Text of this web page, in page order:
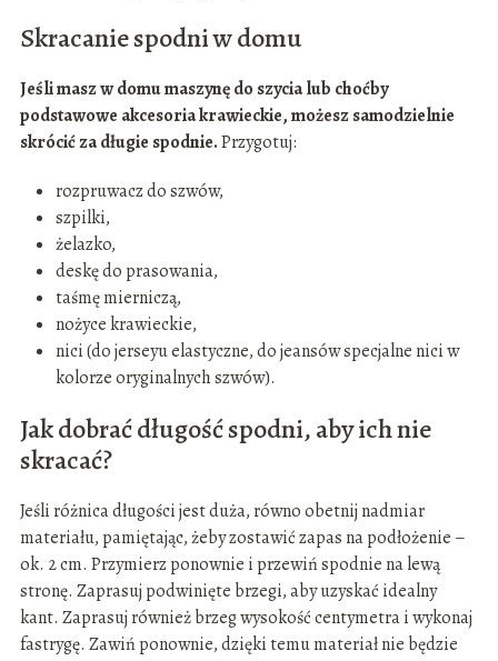
Skracanie spodni w domu
Jeśli masz w domu maszynę do szycia lub choćby
podstawowe akcesoria krawieckie, możesz samodzielnie
skrócić za długie spodnie.Przygotuj:
rozpruwacz do szwów,
szpilki,
żelazko,
deskę do prasowania,
taśmę mierniczą,
nożyce krawieckie,
nici (do jerseyu elastyczne, do jeansów specjalne nici w
kolorze oryginalnych szwów).
Jak dobrać długość spodni, aby ich nie
skracać?
Jeśli różnica długości jest duża, równo obetnij nadmiar
materiału, pamiętając, żeby zostawić zapas na podłożenie –
ok. 2 cm. Przymierz ponownie i przewiń spodnie na lewą
stronę. Zaprasuj podwinięte brzegi, aby uzyskać idealny
kant. Zaprasuj również brzeg wysokość centymetra i wykonaj
fastrygę. Zawiń ponownie, dzięki temu materiał nie będzie